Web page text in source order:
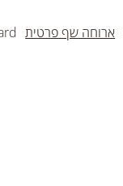
ארוחה שף פרטית